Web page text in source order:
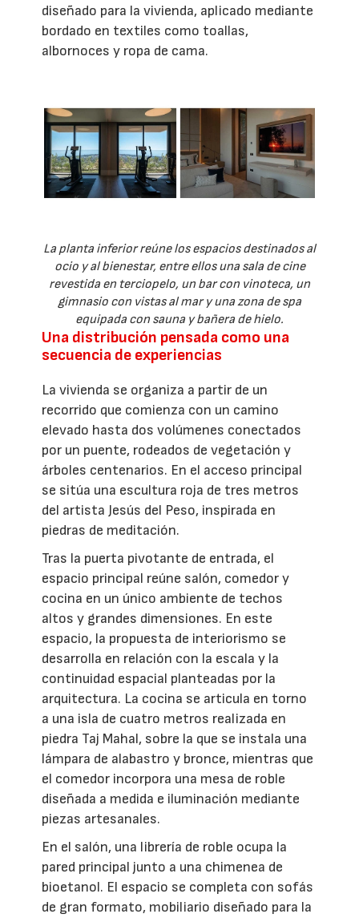
diseñado para la vivienda, aplicado mediante
bordado en textiles como toallas,
albornoces y ropa de cama.
La planta inferior reúne los espacios destinados al
ocio y al bienestar, entre ellos una sala de cine
revestida en terciopelo, un bar con vinoteca, un
gimnasio con vistas al mar y una zona de spa
equipada con sauna y bañera de hielo.
Una distribución pensada como una
secuencia de experiencias
La vivienda se organiza a partir de un
recorrido que comienza con un camino
elevado hasta dos volúmenes conectados
por un puente, rodeados de vegetación y
árboles centenarios. En el acceso principal
se sitúa una escultura roja de tres metros
del artista Jesús del Peso, inspirada en
piedras de meditación.
Tras la puerta pivotante de entrada, el
espacio principal reúne salón, comedor y
cocina en un único ambiente de techos
altos y grandes dimensiones. En este
espacio, la propuesta de interiorismo se
desarrolla en relación con la escala y la
continuidad espacial planteadas por la
arquitectura. La cocina se articula en torno
a una isla de cuatro metros realizada en
piedra Taj Mahal, sobre la que se instala una
lámpara de alabastro y bronce, mientras que
el comedor incorpora una mesa de roble
diseñada a medida e iluminación mediante
piezas artesanales.
En el salón, una librería de roble ocupa la
pared principal junto a una chimenea de
bioetanol. El espacio se completa con sofás
de gran formato, mobiliario diseñado para la